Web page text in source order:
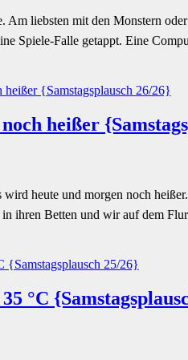
Am liebsten mit den Monstern
Spiele-Falle getappt. Eine
heißer
heute und morgen noch
ihren Betten und wir auf dem
°C